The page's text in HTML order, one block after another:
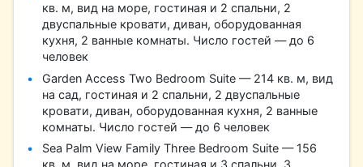
кв. м, вид на море, гостиная и 2 спальни, 2
двуспальные кровати, диван, оборудованная
кухня, 2 ванные комнаты. Число гостей — до 6
человек
Garden Access Two Bedroom Suite — 214 кв. м, вид
на сад, гостиная и 2 спальни, 2 двуспальные
кровати, диван, оборудованная кухня, 2 ванные
комнаты. Число гостей — до 6 человек
Sea Palm View Family Three Bedroom Suite — 156
кв. м, вид на море, гостиная и 3 спальни, 3